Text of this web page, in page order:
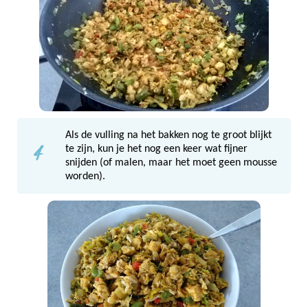
4
Als de vulling na het bakken nog te groot blijkt
te zijn, kun je het nog een keer wat fijner
snijden (of malen, maar het moet geen mousse
worden).